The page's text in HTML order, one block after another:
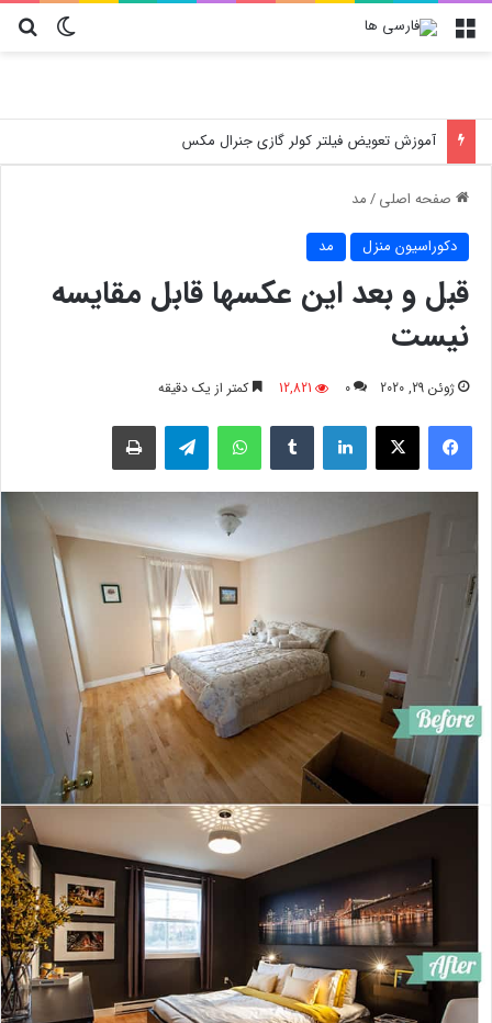
تغییر منو
آموزش تعویض فیلتر کولر گازی جنرال مکس
صفحه اصلی/مد
دکوراسیون منزل مد
قبل و بعد این عکسها قابل مقایسه
نیست
ژوئن 29, 2020 0
12,821 کمتر از یک دقیقه
فیسبوک لینکدین واتس آپ